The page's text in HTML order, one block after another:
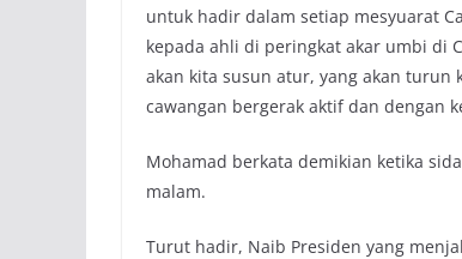
untuk hadir dalam setiap mesyuarat
kepada ahli di peringkat akar umbi di
akan kita susun atur, yang akan turun
cawangan bergerak aktif dan dengan
Mohamad berkata demikian ketika
malam.
Turut hadir, Naib Presiden yang